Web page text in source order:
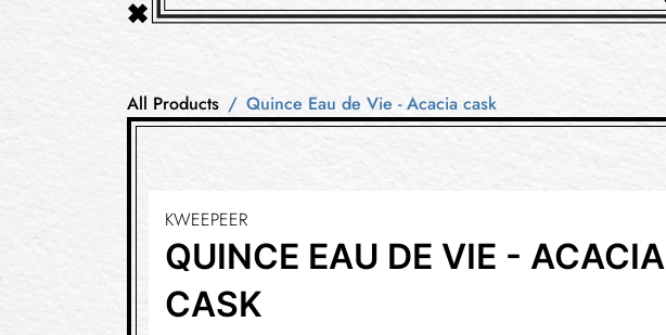
All Products Quince Eau de Vie - Acacia cask
KWEEPEER
QUINCE EAU DE VIE - ACACIA
CASK